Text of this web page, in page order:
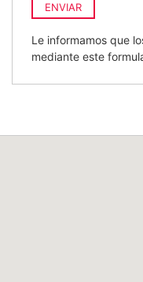
ENVIAR
Le informamos que
mediante este